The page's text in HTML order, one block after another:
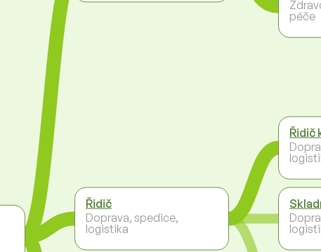
Řidič
Doprava, spedice,
logistika
péče
Řidič